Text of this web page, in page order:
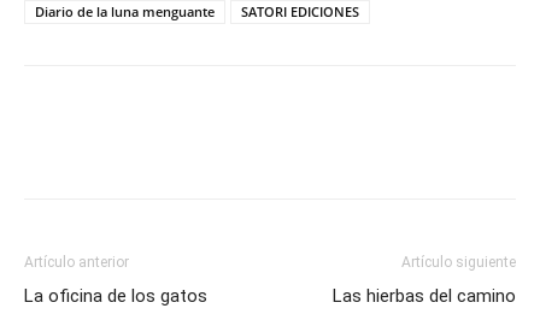
Diario de la luna menguante
SATORI EDICIONES
Artículo anterior
La oficina de los gatos
Artículo siguiente
Las hierbas del camino